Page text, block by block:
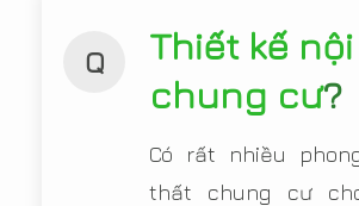
Q
Thiết kế
chung cư?
Có rất nhiều
thất chung cư